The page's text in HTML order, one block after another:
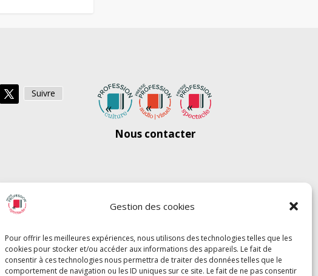
Gestion des cookies
Pour offrir les meilleures expériences, nous utilisons des technologies telles que les
cookies pour stocker et/ou accéder aux informations des appareils. Le fait de
consentir à ces technologies nous permettra de traiter des données telles que le
comportement de navigation ou les ID uniques sur ce site. Le fait de ne pas consentir
Suivre
Nous contacter